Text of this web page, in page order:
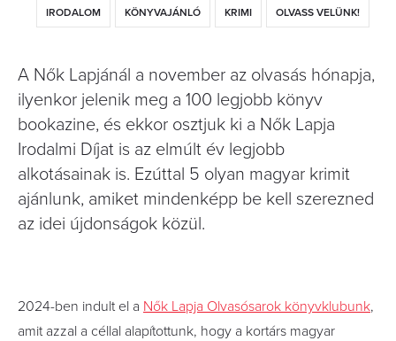
IRODALOM KÖNYVAJÁNLÓ KRIMI OLVASS VELÜNK!
A Nők Lapjánál a november az olvasás hónapja,
ilyenkor jelenik meg a 100 legjobb könyv
bookazine, és ekkor osztjuk ki a Nők Lapja
Irodalmi Díjat is az elmúlt év legjobb
alkotásainak is. Ezúttal 5 olyan magyar krimit
ajánlunk, amiket mindenképp be kell szerezned
az idei újdonságok közül.
2024-ben indult el a Nők Lapja Olvasósarok könyvklubunk,
amit azzal a céllal alapítottunk, hogy a kortárs magyar